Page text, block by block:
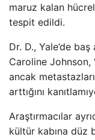
maruz kalan
tespit edildi.
Dr. D., Yale’de
Caroline Johnson,
ancak
arttığını
Araştırmacılar
kültür kabına düz